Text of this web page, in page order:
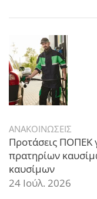
ΑΝΑΚΟΙΝΩΣΕΙΣ
Προτάσεις ΠΟΠΕΚ
πρατηρίων
καυσίμων
24 Ιούλ. 2026